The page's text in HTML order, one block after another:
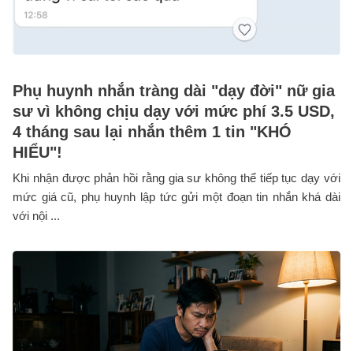
Phụ huynh nhắn tràng dài "dạy đời" nữ gia
sư vì không chịu dạy với mức phí 3.5 USD,
4 tháng sau lại nhắn thêm 1 tin "KHÓ
HIỂU"!
Khi nhận được phản hồi rằng gia sư không thể tiếp tục dạy với
mức giá cũ, phụ huynh lập tức gửi một đoạn tin nhắn khá dài
với nội ...